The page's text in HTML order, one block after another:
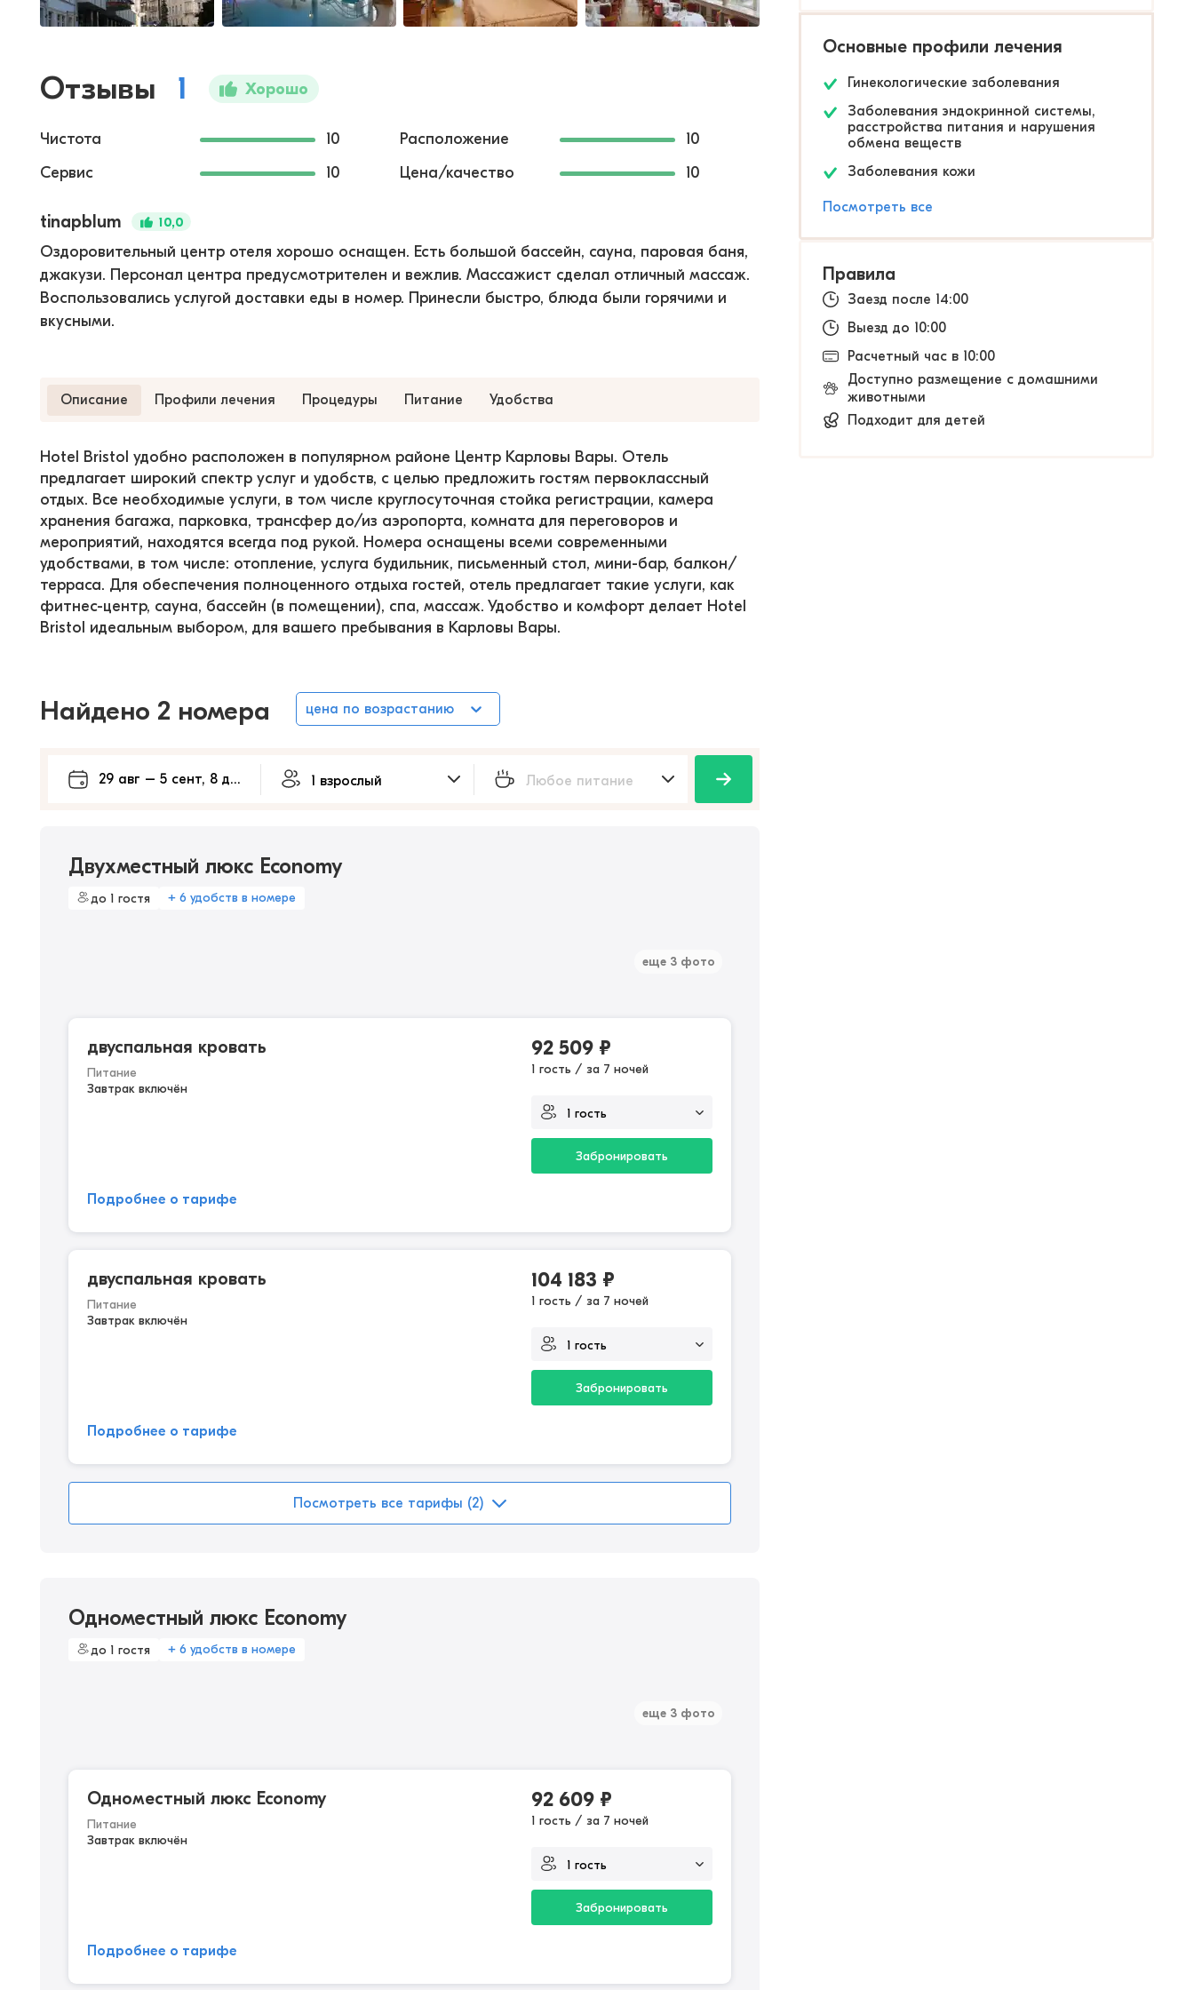
Отзывы 1 Хорошо
Чистота 10 Расположение
10
Сервис
10 Цена/качество 10
tinapblum 10,0
Оздоровительный центр отеля хорошо оснащен. Есть большой бассейн, сауна, паровая баня,
джакузи. Персонал центра предусмотрителен и вежлив. Массажист сделал отличный массаж.
Воспользовались услугой доставки еды в номер. Принесли быстро, блюда были горячими и
вкусными.
Описание Профили лечения Процедуры Питание Удобства
Hotel Bristol удобно расположен в популярном районе Центр Карловы Вары. Отель
предлагает широкий спектр услуг и удобств, с целью предложить гостям первоклассный
отдых. Все необходимые услуги, в том числе круглосуточная стойка регистрации, камера
хранения багажа, парковка, трансфер до/из аэропорта, комната для переговоров и
мероприятий, находятся всегда под рукой. Номера оснащены всеми современными
удобствами, в том числе: отопление, услуга будильник, письменный стол, мини-бар, балкон/
терраса. Для обеспечения полноценного отдыха гостей, отель предлагает такие услуги, как
фитнес-центр, сауна, бассейн (в помещении), спа, массаж. Удобство и комфорт делает Hotel
Bristol идеальным выбором, для вашего пребывания в Карловы Вары.
Найдено 2 номера цена по возрастанию
Двухместный люкс Economy
до 1 гостя + 6 удобств в номере
еще 3 фото
двуспальная кровать
Питание
Завтрак включён
92 509 ₽
1 гость / за 7 ночей
Забронировать
Подробнее о тарифе
двуспальная кровать
Питание
Завтрак включён
104 183 ₽
1 гость / за 7 ночей
Забронировать
Подробнее о тарифе
Посмотреть все тарифы (2)
Одноместный люкс Economy
до 1 гостя + 6 удобств в номере
еще 3 фото
Одноместный люкс Economy
Питание
Завтрак включён
92 609 ₽
1 гость / за 7 ночей
Забронировать
Подробнее о тарифе
Основные профили лечения
Гинекологические заболевания
Заболевания эндокринной системы,
расстройства питания и нарушения
обмена веществ
Заболевания кожи
Посмотреть все
Правила
Заезд после 14:00
Выезд до 10:00
Расчетный час в 10:00
Доступно размещение с домашними
животными
Подходит для детей